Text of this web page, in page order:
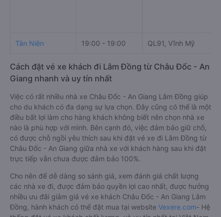
Tân Niên 19:00 - 19:00 QL91, Vĩnh Mỹ
Cách đặt vé xe khách đi Lâm Đồng từ Châu Đốc - An
Giang nhanh và uy tín nhất
Việc có rất nhiều nhà xe Châu Đốc - An Giang Lâm Đồng giúp
cho du khách có đa dạng sự lựa chọn. Đây cũng có thể là một
điều bất lợi làm cho hàng khách không biết nên chọn nhà xe
nào là phù hợp với mình. Bên cạnh đó, việc đảm bảo giữ chỗ,
có được chỗ ngồi yêu thích sau khi đặt vé xe đi Lâm Đồng từ
Châu Đốc - An Giang giữa nhà xe với khách hàng sau khi đặt
trực tiếp vẫn chưa được đảm bảo 100%.
Cho nên để dễ dàng so sánh giá, xem đánh giá chất lượng
các nhà xe đi, được đảm bảo quyền lợi cao nhất, được hưởng
nhiều ưu đãi giảm giá vé xe khách Châu Đốc - An Giang Lâm
Đồng, hành khách có thể đặt mua tại website Vexere.com- Hệ